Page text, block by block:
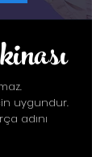
uygundur.
adını